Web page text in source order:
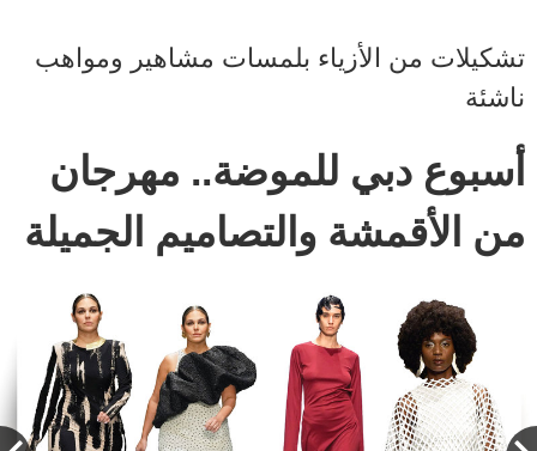
تشكيلات من الأزياء بلمسات مشاهير ومواهب
ناشئة
أسبوع دبي للموضة.. مهرجان
من الأقمشة والتصاميم الجميلة